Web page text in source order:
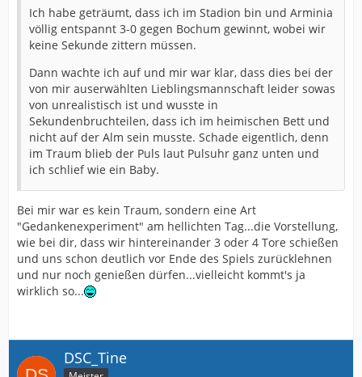
Ich habe geträumt, dass ich im Stadion bin und Arminia
völlig entspannt 3-0 gegen Bochum gewinnt, wobei wir
keine Sekunde zittern müssen.
Dann wachte ich auf und mir war klar, dass dies bei der
von mir auserwählten Lieblingsmannschaft leider sowas
von unrealistisch ist und wusste in
Sekundenbruchteilen, dass ich im heimischen Bett und
nicht auf der Alm sein musste. Schade eigentlich, denn
im Traum blieb der Puls laut Pulsuhr ganz unten und
ich schlief wie ein Baby.
Bei mir war es kein Traum, sondern eine Art
"Gedankenexperiment" am hellichten Tag...die Vorstellung,
wie bei dir, dass wir hintereinander 3 oder 4 Tore schießen
und uns schon deutlich vor Ende des Spiels zurücklehnen
und nur noch genießen dürfen...vielleicht kommt's ja
wirklich so...
DSC_Tine